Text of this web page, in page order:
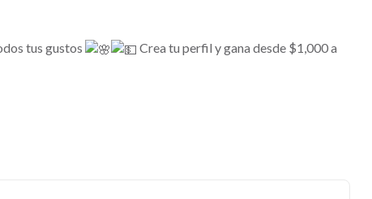
tus gustos
Crea tu perfil y gana desde $1,000 a